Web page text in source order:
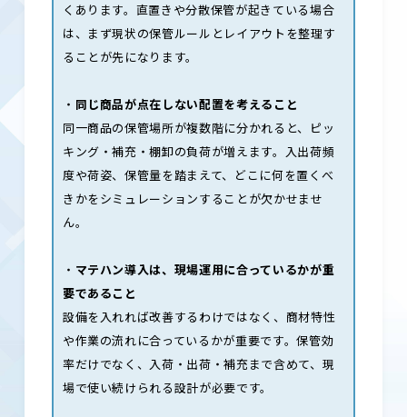
くあります。直置きや分散保管が起きている場合
は、まず現状の保管ルールとレイアウトを整理す
ることが先になります。
・ 同じ商品が点在しない配置を考えること
同一商品の保管場所が複数階に分かれると、ピッ
キング・補充・棚卸の負荷が増えます。入出荷頻
度や荷姿、保管量を踏まえて、どこに何を置くべ
きかをシミュレーションすることが欠かせませ
ん。
・ マテハン導入は、現場運用に合っているかが重
要であること
設備を入れれば改善するわけではなく、商材特性
や作業の流れに合っているかが重要です。保管効
率だけでなく、入荷・出荷・補充まで含めて、現
場で使い続けられる設計が必要です。